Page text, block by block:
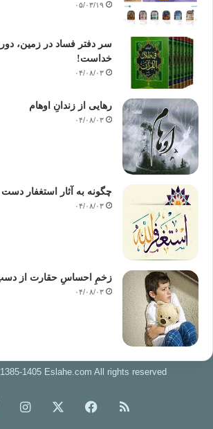
۰۵/۰۳/۱۹
سر دفتر فساد در زمین‌،
خداست‌!
۰۴/۰۸/۰۳
رهایی از زندانِ اوهام
۰۴/۰۸/۰۳
چگونه به آثار استغفار دست
۰۴/۰۸/۰۳
زخمِ احساسِ حقارت از دستِ
۰۴/۰۸/۰۳
1405 Eslahe.com All rights reserved
خوراک فیس